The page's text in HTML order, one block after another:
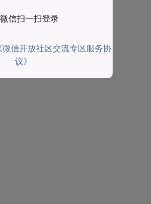
信扫一扫登录
微信开放社区交流专区服务协
议》